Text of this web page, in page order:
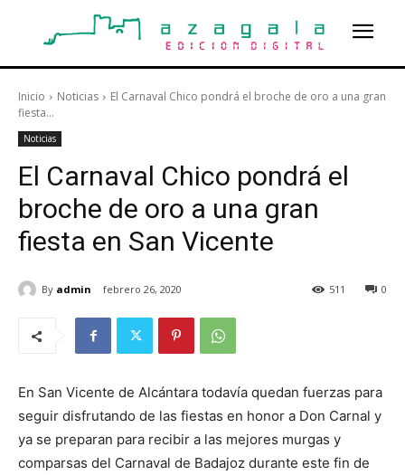
Inicio Noticias
El Carnaval Chico pondrá el broche de oro a una gran
fiesta...
Noticias
El Carnaval Chico pondrá el
broche de oro a una gran
fiesta en San Vicente
By admin febrero 26, 2020 0
511
En San Vicente de Alcántara todavía quedan fuerzas para
seguir disfrutando de las fiestas en honor a Don Carnal y
ya se preparan para recibir a las mejores murgas y
comparsas del Carnaval de Badajoz durante este fin de